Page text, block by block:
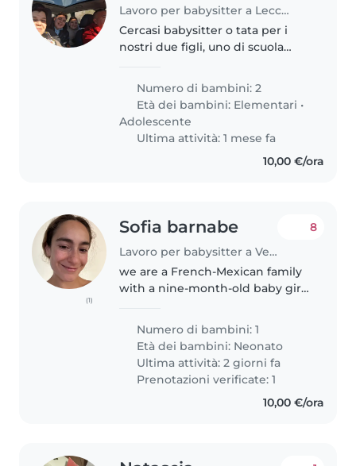
Lavoro per babysitter a Lecce nei Marsi
Cercasi babysitter o tata per i
nostri due figli, uno di scuola
nostri figli sono amichevoli,
intelligenti e affettuosi.
Cerchiamo qualcuno che sia a..
Numero di bambini: 2
Età dei bambini: Elementari •
Adolescente
Ultima attività: 1 mese fa
10,00 €/ora
(1)
Sofia barnabe
Lavoro per babysitter a Venezia
8
we are a French-Mexican family
with a nine-month-old baby girl.
August, as well as at other times
during the year...
Numero di bambini: 1
Età dei bambini: Neonato
Ultima attività: 2 giorni fa
Prenotazioni verificate: 1
10,00 €/ora